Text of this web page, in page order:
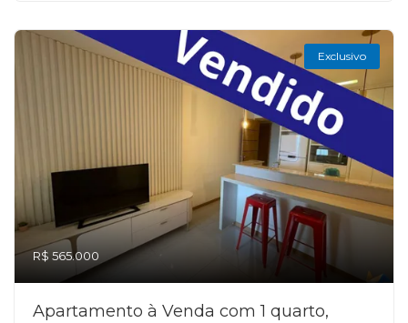
Exclusivo
R$ 565.000
Apartamento à Venda com 1 quarto,